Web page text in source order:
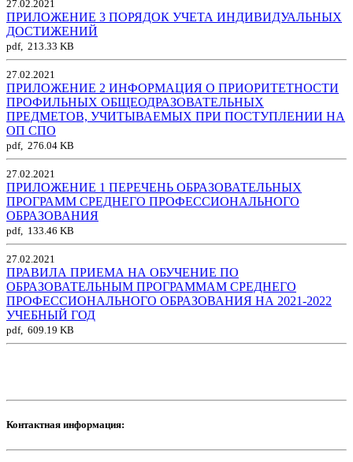
27.02.2021
ПРИЛОЖЕНИЕ 3 ПОРЯДОК УЧЕТА ИНДИВИДУАЛЬНЫХ
ДОСТИЖЕНИЙ
pdf, 213.33 KB
27.02.2021
ПРИЛОЖЕНИЕ 2 ИНФОРМАЦИЯ О ПРИОРИТЕТНОСТИ
ПРОФИЛЬНЫХ ОБЩЕОДРАЗОВАТЕЛЬНЫХ
ПРЕДМЕТОВ, УЧИТЫВАЕМЫХ ПРИ ПОСТУПЛЕНИИ НА
ОП СПО
pdf, 276.04 KB
27.02.2021
ПРИЛОЖЕНИЕ 1 ПЕРЕЧЕНЬ ОБРАЗОВАТЕЛЬНЫХ
ПРОГРАММ СРЕДНЕГО ПРОФЕССИОНАЛЬНОГО
ОБРАЗОВАНИЯ
pdf, 133.46 KB
27.02.2021
ПРАВИЛА ПРИЕМА НА ОБУЧЕНИЕ ПО
ОБРАЗОВАТЕЛЬНЫМ ПРОГРАММАМ СРЕДНЕГО
ПРОФЕССИОНАЛЬНОГО ОБРАЗОВАНИЯ НА 2021-2022
УЧЕБНЫЙ ГОД
pdf, 609.19 KB
Контактная информация: